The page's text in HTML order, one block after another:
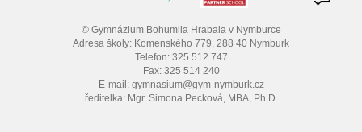
© Gymnázium Bohumila Hrabala v Nymburce
Adresa školy: Komenského 779, 288 40 Nymburk
Telefon: 325 512 747
Fax: 325 514 240
E-mail: gymnasium@gym-nymburk.cz
ředitelka: Mgr. Simona Pecková, MBA, Ph.D.